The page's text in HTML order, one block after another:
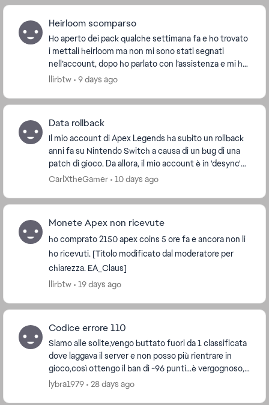
Heirloom scomparso
Ho aperto dei pack qualche settimana fa e ho trovato
i mettali heirloom ma non mi sono stati segnati
nell’account, dopo ho parlato con l’assistenza e mi ha
detto che avrebbe fatto sapere il mio pro...
llirbtw 9 days ago
Data rollback
Il mio account di Apex Legends ha subito un rollback
anni fa su Nintendo Switch a causa di un bug di una
patch di gioco. Da allora, il mio account è in 'desync'
permanente. Attualmente gioco su Xbox ...
CarlXtheGamer 10 days ago
Monete Apex non ricevute
ho comprato 2150 apex coins 5 ore fa e ancora non li
ho ricevuti. [Titolo modificato dal moderatore per
chiarezza. EA_Claus]
llirbtw
19 days ago
Codice errore 110
Siamo alle solite,vengo buttato fuori da 1 classificata
dove laggava il server e non posso più rientrare in
gioco,così ottengo il ban di -96 punti...è vergognoso,x
forza i giocatori se ne vanno! Poi ...
lybra1979 28 days ago